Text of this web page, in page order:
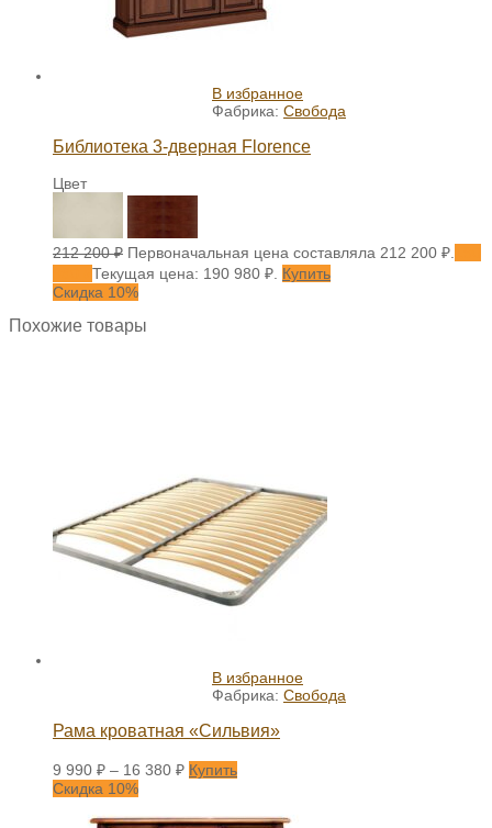
В избранное
Фабрика: Свобода
Библиотека 3-дверная Florence
Цвет
212 200₽ Первоначальная цена составляла 212 200 ₽.
Текущая цена: 190 980 ₽. Купить
Скидка 10%
Похожие товары
В избранное
Фабрика: Свобода
Рама кроватная «Сильвия»
9 990 ₽ – 16 380 ₽ Купить
Скидка 10%